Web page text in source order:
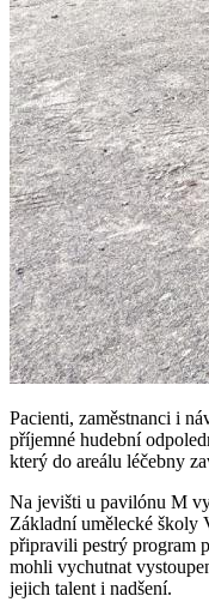
Pacienti, zaměstnanci i
příjemné hudební
který do areálu léčebny
Na jevišti u pavilónu M
Základní umělecké školy
připravili pestrý program
mohli vychutnat
jejich talent i nadšení.